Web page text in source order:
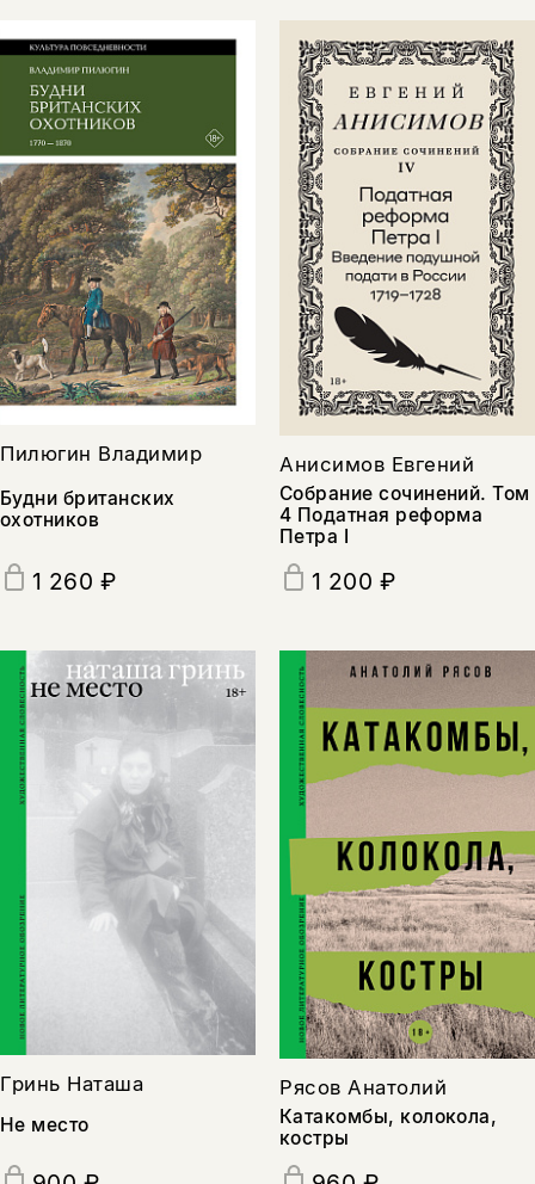
Пилюгин Владимир
Будни британских
охотников
1 260 ₽
Анисимов Евгений
Собрание сочинений. Том
4 Податная реформа
Петра I
1 200 ₽
Гринь Наташа
Не место
Рясов Анатолий
Катакомбы, колокола,
костры